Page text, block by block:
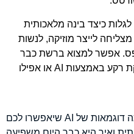
כיצד בינה מלאכותית
לייצר מוזיקה, לנשות
אפשר למצוא ברשת כבר
כמה כלים המאפשרים ליצור מוזיקת רקע באמצעות AI או אפילו
בסרטון שלפניכם תוכלו למצוא כמה דוגמאות של AI שיאפשרו לכם